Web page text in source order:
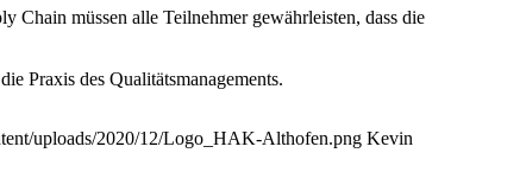
Chain müssen alle Teilnehmer gewährleisten, dass die
Praxis des Qualitätsmanagements.
uploads/2020/12/Logo_HAK-Althofen.png Kevin